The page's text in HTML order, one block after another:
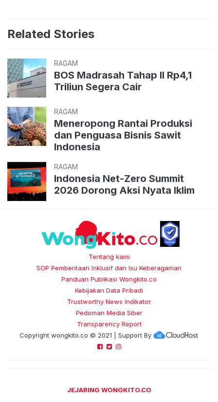
Related Stories
RAGAM
BOS Madrasah Tahap II Rp4,1
Triliun Segera Cair
RAGAM
Meneropong Rantai Produksi
dan Penguasa Bisnis Sawit
Indonesia
RAGAM
Indonesia Net-Zero Summit
2026 Dorong Aksi Nyata Iklim
Tentang kami
SOP Pemberitaan Inklusif dan Isu Keberagaman
Panduan Publikasi Wongkito.co
Kebijakan Data Pribadi
Trustworthy News Indikator
Pedoman Media Siber
Transparency Report
Copyright wongkito.co © 2021 | Support By
JEJARING WONGKITO.CO